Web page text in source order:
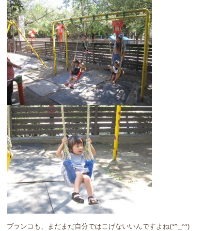
ブランコも、まだまだ自分ではこげないいんですよね(*^_^*)